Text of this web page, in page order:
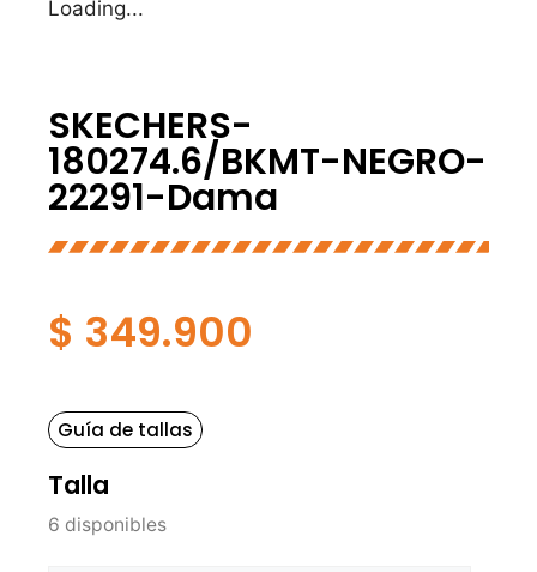
Loading...
SKECHERS-
180274.6/BKMT-NEGRO-
22291-Dama
$ 349.900
Guía de tallas
Talla
6 disponibles